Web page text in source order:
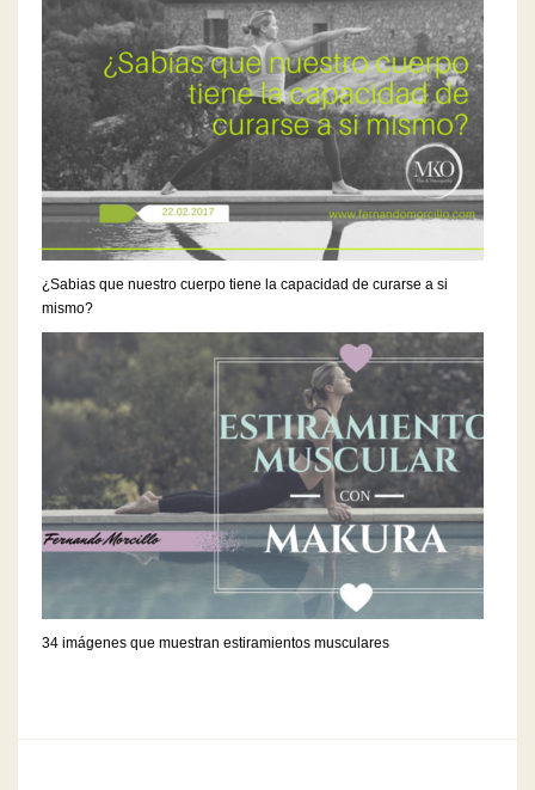
¿Sabias que nuestro cuerpo tiene la capacidad de curarse a si
mismo?
34 imágenes que muestran estiramientos musculares